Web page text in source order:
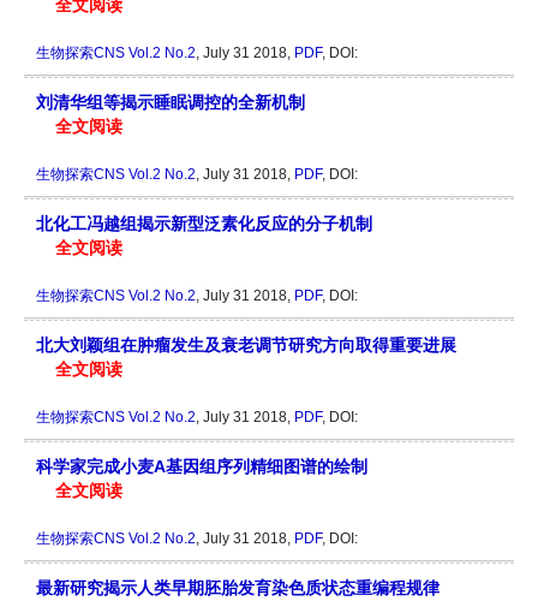
全文阅读
生物探索CNS Vol.2 No.2, July 31 2018, PDF, DOI:
刘清华组等揭示睡眠调控的全新机制
全文阅读
生物探索CNS Vol.2 No.2, July 31 2018, PDF, DOI:
北化工冯越组揭示新型泛素化反应的分子机制
全文阅读
生物探索CNS Vol.2 No.2, July 31 2018, PDF, DOI:
北大刘颖组在肿瘤发生及衰老调节研究方向取得重要进展
全文阅读
生物探索CNS Vol.2 No.2, July 31 2018, PDF, DOI:
科学家完成小麦A基因组序列精细图谱的绘制
全文阅读
生物探索CNS Vol.2 No.2, July 31 2018, PDF, DOI:
最新研究揭示人类早期胚胎发育染色质状态重编程规律